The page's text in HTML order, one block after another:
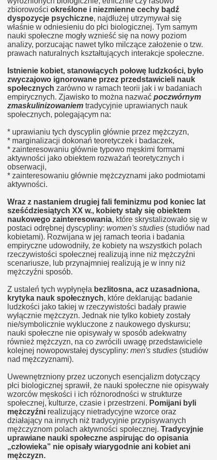
zbiorowości określone i niezmienne cechy bądź
dyspozycje psychiczne, najdłużej utrzymywał się
właśnie w odniesieniu do płci biologicznej. Tym samym
nauki społeczne mogły wznieść się na nowy poziom
analizy, porzucając nawet tylko milczące założenie o tzw.
prawach naturalnych kształtujących interakcje społeczne.
Istnienie kobiet, stanowiących połowę ludzkości, było
zwyczajowo ignorowane przez przedstawicieli nauk
społecznych zarówno w ramach teorii jak i w badaniach
empirycznych. Zjawisko to można nazwać poczwórnym
zmaskulinizowaniem tradycyjnie uprawianych nauk
społecznych, polegającym na:
* uprawianiu tych dyscyplin głównie przez mężczyzn,
* marginalizacji dokonań teoretyczek i badaczek,
* zainteresowaniu głównie typowo męskimi formami
aktywności jako obiektem rozważań teoretycznych i
obserwacji,
* zainteresowaniu głównie mężczyznami jako podmiotami
aktywności.
Wraz z nastaniem drugiej fali feminizmu pod koniec lat
sześćdziesiątych XX w., kobiety stały się obiektem
naukowego zainteresowania, które skrystalizowało się w
postaci odrębnej dyscypliny: women's studies (studiów nad
kobietami). Rozwijana w jej ramach teoria i badania
empiryczne udowodniły, że kobiety na wszystkich polach
rzeczywistości społecznej realizują inne niż mężczyźni
scenariusze, lub przynajmniej realizują je w inny niż
mężczyźni sposób.
Z ustaleń tych wypłynęła bezlitosna, acz uzasadniona,
krytyka nauk społecznych, które deklarując badanie
ludzkości jako takiej w rzeczywistości badały prawie
wyłącznie mężczyzn. Jednak nie tylko kobiety zostały
nie/symbolicznie wykluczone z naukowego dyskursu;
nauki społeczne nie opisywały w sposób adekwatny
również mężczyzn, na co zwrócili uwagę przedstawiciele
kolejnej nowopowstałej dyscypliny: men's studies (studiów
nad mężczyznami).
Uwewnętrzniony przez uczonych esencjalizm dotyczący
płci biologicznej sprawił, że nauki społeczne nie opisywały
wzorców męskości i ich różnorodności w strukturze
społecznej, kulturze, czasie i przestrzeni. Pomijani byli
mężczyźni realizujący nietradycyjne wzorce oraz
działający na innych niż tradycyjnie przypisywanych
mężczyznom polach aktywności społecznej. Tradycyjnie
uprawiane nauki społeczne aspirując do opisania
„człowieka” nie opisały wiarygodnie ani kobiet ani
mężczyzn.
ministry